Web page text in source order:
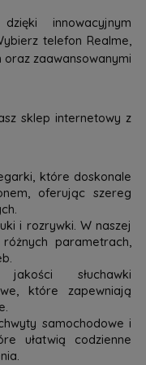
innowacyjnym
telefon Realme,
zaawansowanymi
sklep internetowy z
które doskonale
oferując szereg
i rozrywki. W naszej
parametrach,
słuchawki
które zapewniają
samochodowe i
ułatwią codzienne